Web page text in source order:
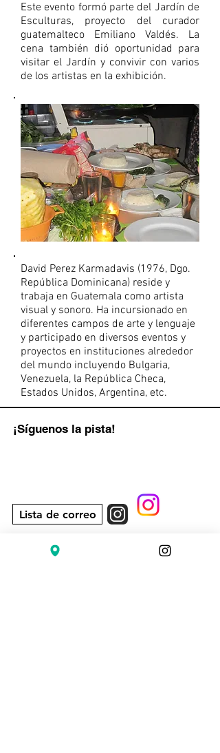
Este evento formó parte del Jardín de
Esculturas, proyecto del curador
guatemalteco Emiliano Valdés. La
cena también dió oportunidad para
visitar el Jardín y convivir con varios
de los artistas en la exhibición.
David Perez Karmadavis (1976, Dgo.
República Dominicana) reside y
trabaja en Guatemala como artista
visual y sonoro. Ha incursionado en
diferentes campos de arte y lenguaje
y participado en diversos eventos y
proyectos en instituciones alrededor
del mundo incluyendo Bulgaria,
Venezuela, la República Checa,
Estados Unidos, Argentina, etc.
¡Síguenos la pista!
Lista de correo